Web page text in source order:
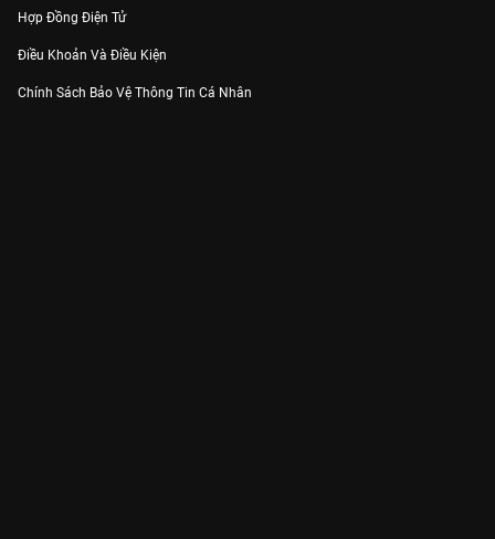
Hợp Đồng Điện Tử
Điều Khoản Và Điều Kiện
Chính Sách Bảo Vệ Thông Tin Cá Nhân